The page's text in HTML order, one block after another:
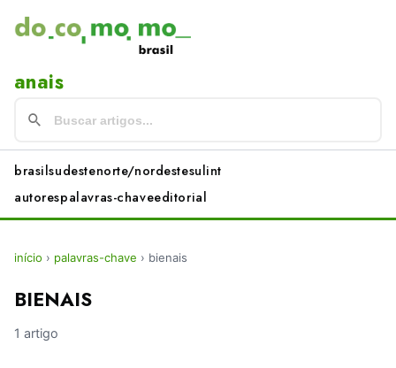
anais
brasilsudestenorte/nordestesulint
autorespalavras-chaveeditorial
início › palavras-chave › bienais
BIENAIS
1 artigo